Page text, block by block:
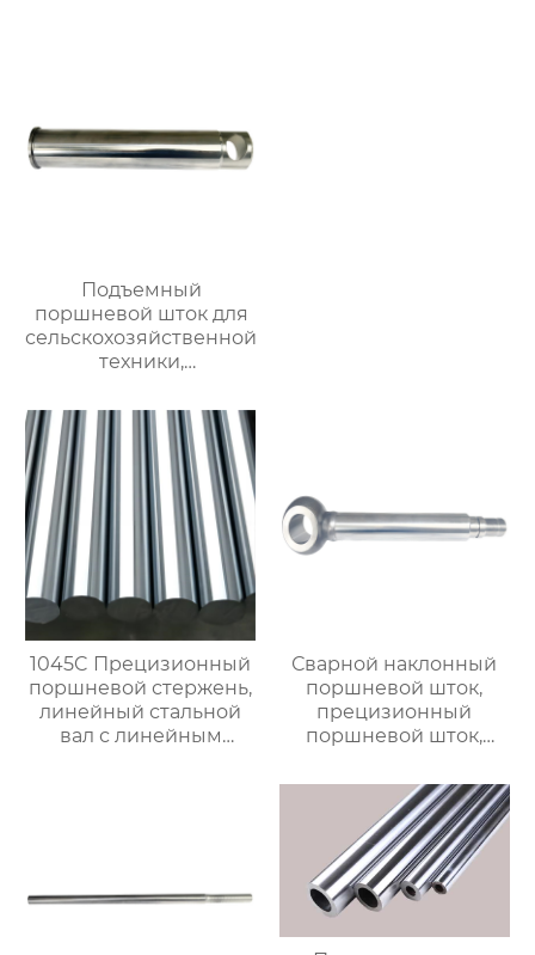
$900/ton
Подъемный
поршневой шток для
сельскохозяйственной
техники,
поршневой шток,
линейный стальной
вал, вал с линейными
подшипниками,
жесткий
хромированный
полированный вал.
Возможна
индивидуальная
настройка, прямая
1045C Прецизионный
поршневой стержень,
линейный стальной
вал с линейным
Сварной наклонный
поршневой шток,
прецизионный
поршневой шток,
вал, вал с линейными
подшипниками,
жесткий
хромированный
полированный вал.
Возможна